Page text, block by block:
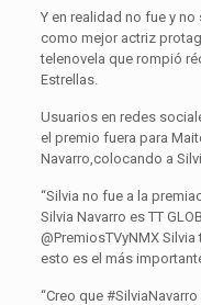
Y en realidad no fue y
como mejor actriz
telenovela que rompió
Estrellas.
Usuarios en redes
el premio fuera para
Navarro,colocando a
“Silvia no fue a la
Silvia Navarro es TT
@PremiosTVyNMX
esto es el más
“Creo que